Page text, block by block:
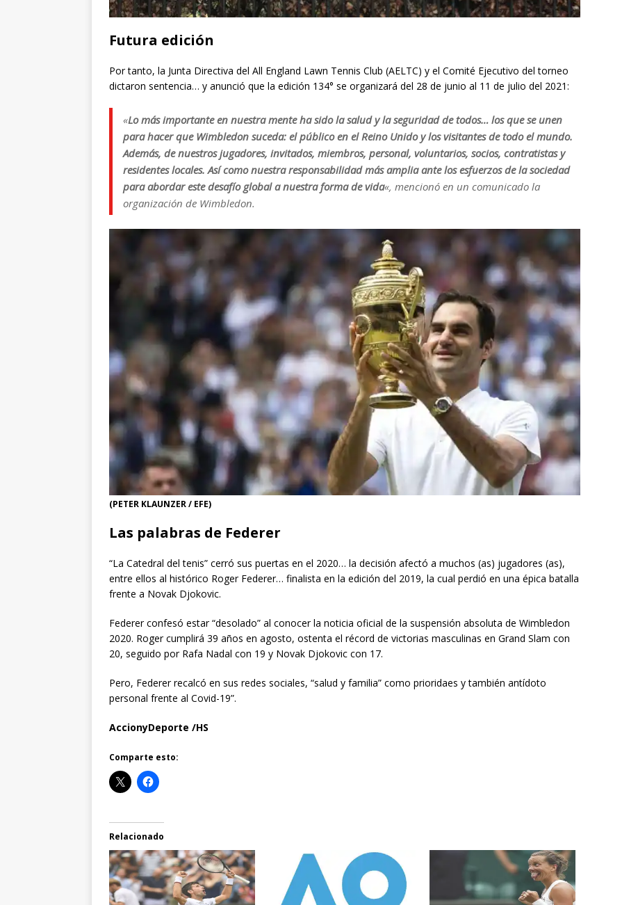
Futura edición
Por tanto, la Junta Directiva del All England Lawn Tennis Club (AELTC) y el Comité Ejecutivo del torneo
dictaron sentencia… y anunció que la edición 134° se organizará del 28 de junio al 11 de julio del 2021:
«Lo más importante en nuestra mente ha sido la salud y la seguridad de todos… los que se unen
para hacer que Wimbledon suceda: el público en el Reino Unido y los visitantes de todo el mundo.
Además, de nuestros jugadores, invitados, miembros, personal, voluntarios, socios, contratistas y
residentes locales. Así como nuestra responsabilidad más amplia ante los esfuerzos de la sociedad
para abordar este desafío global a nuestra forma de vida«, mencionó en un comunicado la
organización de Wimbledon.
(PETER KLAUNZER / EFE)
Las palabras de Federer
“La Catedral del tenis” cerró sus puertas en el 2020… la decisión afectó a muchos (as) jugadores (as),
entre ellos al histórico Roger Federer… finalista en la edición del 2019, la cual perdió en una épica batalla
frente a Novak Djokovic.
Federer confesó estar “desolado” al conocer la noticia oficial de la suspensión absoluta de Wimbledon
2020. Roger cumplirá 39 años en agosto, ostenta el récord de victorias masculinas en Grand Slam con
20, seguido por Rafa Nadal con 19 y Novak Djokovic con 17.
Pero, Federer recalcó en sus redes sociales, “salud y familia” como prioridaes y también antídoto
personal frente al Covid-19”.
AccionyDeporte /HS
Comparte esto:
Relacionado